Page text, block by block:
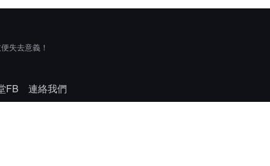
失去意義！
FB
連絡我們